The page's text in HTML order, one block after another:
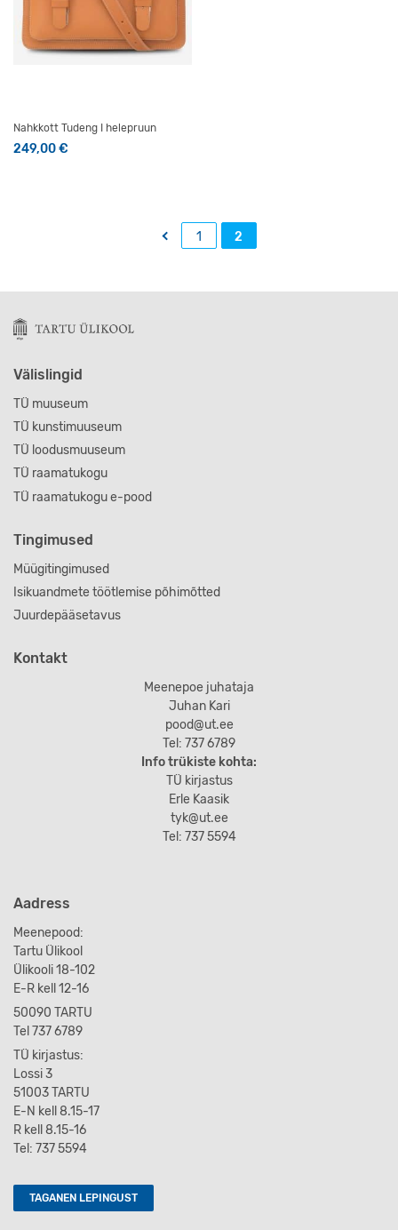
Nahkkott Tudeng I helepruun
249,00€
← 1 2
Välislingid
TÜ muuseum
TÜ kunstimuuseum
TÜ loodusmuuseum
TÜ raamatukogu
TÜ raamatukogu e-pood
Tingimused
Müügitingimused
Isikuandmete töötlemise põhimõtted
Juurdepääsetavus
Kontakt
Meenepoe juhataja
Juhan Kari
pood@ut.ee
Tel: 737 6789
Info trükiste kohta:
TÜ kirjastus
Erle Kaasik
tyk@ut.ee
Tel: 737 5594
Aadress
Meenepood:
Tartu Ülikool
Ülikooli 18-102
E-R kell 12-16
50090 TARTU
Tel 737 6789
TÜ kirjastus:
Lossi 3
51003 TARTU
E-N kell 8.15-17
R kell 8.15-16
Tel: 737 5594
TAGANEN LEPINGUST